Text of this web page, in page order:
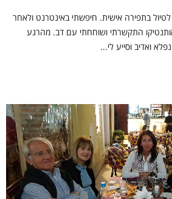
בתפירה אישית. חיפשתי באינטרנט ולאחר
התקשרתי ושוחחתי עם דב. מהרגע
ואדיב וסייע לי...